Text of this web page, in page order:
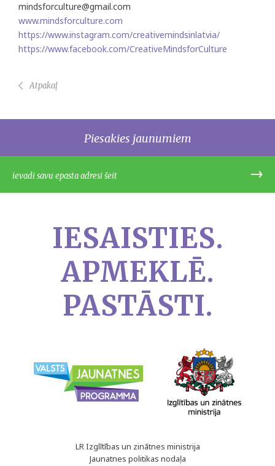
mindsforculture@gmail.com
www.mindsforculture.com
https://www.instagram.com/creativemindsinlatvia/
https://www.facebook.com/CreativeMindsforCulture
Atpakaļ
Piesakies jaunumiem
IESAISTIES.
APMEKLĒ.
PASTĀSTI.
LR Izglītības un zinātnes ministrija
Jaunatnes politikas nodaļa